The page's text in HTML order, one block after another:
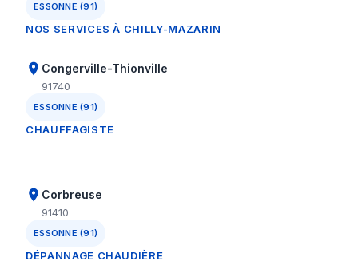
ESSONNE (91)
NOS SERVICES À CHILLY-MAZARIN
Congerville-Thionville
91740
ESSONNE (91)
CHAUFFAGISTE
Corbreuse
91410
ESSONNE (91)
DÉPANNAGE CHAUDIÈRE